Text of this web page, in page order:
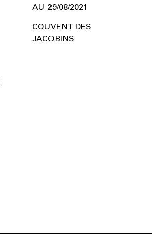
29/08/2021
COUVENT DES
JACOBINS